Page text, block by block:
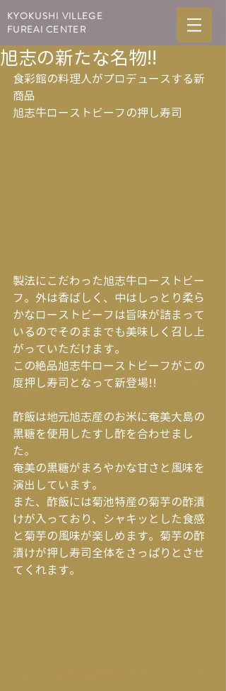
KYOKUSHI VILLEGE
FUREAI CENTER
旭志の新たな名物!!
食彩館の料理人がプロデュースする新
商品
旭志牛ローストビーフの押し寿司
製法にこだわった旭志牛ローストビー
フ。外は香ばしく、中はしっとり柔ら
かなローストビーフは旨味が詰まって
いるのでそのままでも美味しく召し上
がっていただけます。
この絶品旭志牛ローストビーフがこの
度押し寿司となって新登場!!
酢飯は地元旭志産のお米に奄美大島の
黒糖を使用したすし酢を合わせまし
た。
奄美の黒糖がまろやかな甘さと風味を
演出しています。
また、酢飯には菊池特産の菊芋の酢漬
けが入っており、シャキッとした食感
と菊芋の風味が楽しめます。菊芋の酢
漬けが押し寿司全体をさっぱりとさせ
てくれます。